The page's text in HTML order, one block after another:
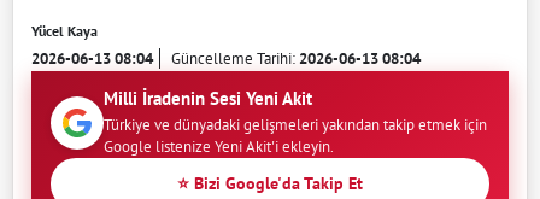
Yücel Kaya
2026-06-13 08:04 Güncelleme Tarihi:2026-06-13 08:04
Milli İradenin Sesi Yeni Akit
Türkiye ve dünyadaki gelişmeleri yakından takip etmek için
Google listenize Yeni Akit'i ekleyin.
⭐ Bizi Google'da Takip Et